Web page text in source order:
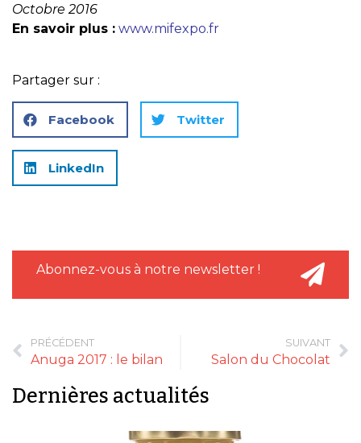
Octobre 2016
En savoir plus : www.mifexpo.fr
Partager sur :
Facebook Twitter
LinkedIn
Abonnez-vous à notre newsletter !
PRÉCÉDENT
Anuga 2017 : le bilan
SUIVANT
Salon du Chocolat
Dernières actualités